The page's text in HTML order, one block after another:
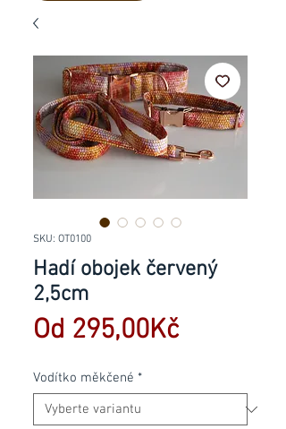
SKU: OT0100
Hadí obojek červený
2,5cm
Od 295,00Kč
Vodítko měkčené *